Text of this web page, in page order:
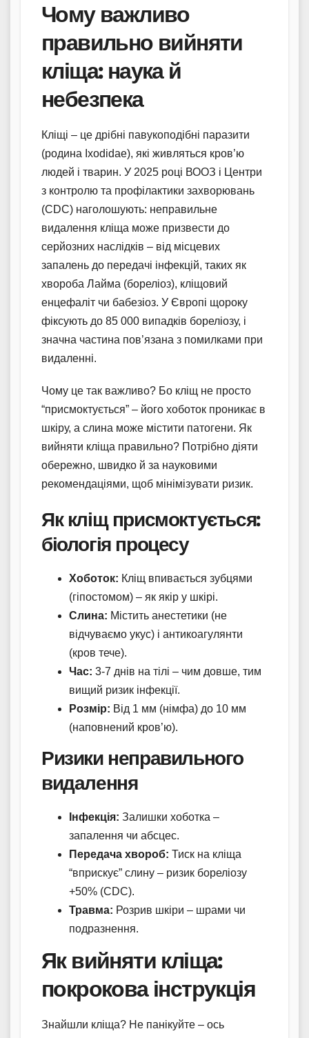
Чому важливо
правильно вийняти
кліща: наука й
небезпека
Кліщі – це дрібні павукоподібні паразити
(родина Ixodidae), які живляться кров’ю
людей і тварин. У 2025 році ВООЗ і Центри
з контролю та профілактики захворювань
(CDC) наголошують: неправильне
видалення кліща може призвести до
серйозних наслідків – від місцевих
запалень до передачі інфекцій, таких як
хвороба Лайма (бореліоз), кліщовий
енцефаліт чи бабезіоз. У Європі щороку
фіксують до 85 000 випадків бореліозу, і
значна частина пов’язана з помилками при
видаленні.
Чому це так важливо? Бо кліщ не просто
“присмоктується” – його хоботок проникає в
шкіру, а слина може містити патогени. Як
вийняти кліща правильно? Потрібно діяти
обережно, швидко й за науковими
рекомендаціями, щоб мінімізувати ризик.
Як кліщ присмоктується:
біологія процесу
Хоботок: Кліщ впивається зубцями
(гіпостомом) – як якір у шкірі.
Слина: Містить анестетики (не
відчуваємо укус) і антикоагулянти
(кров тече).
Час: 3-7 днів на тілі – чим довше, тим
вищий ризик інфекції.
Розмір: Від 1 мм (німфа) до 10 мм
(наповнений кров’ю).
Ризики неправильного
видалення
Інфекція: Залишки хоботка –
запалення чи абсцес.
Передача хвороб: Тиск на кліща
“вприскує” слину – ризик бореліозу
+50% (CDC).
Травма: Розрив шкіри – шрами чи
подразнення.
Як вийняти кліща:
покрокова інструкція
Знайшли кліща? Не панікуйте – ось